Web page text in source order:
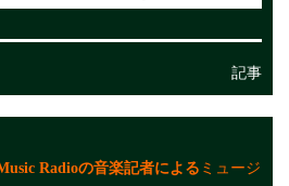
記事
Radioの音楽記者による ミュージ